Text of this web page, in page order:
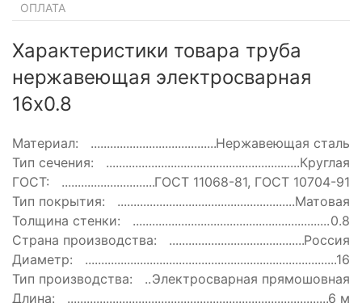
ОПЛАТА
Характеристики товара труба
нержавеющая электросварная
16х0.8
Материал:
Нержавеющая сталь
Тип сечения:
Круглая
ГОСТ:
ГОСТ 11068-81, ГОСТ 10704-91
Тип покрытия:
Матовая
Толщина стенки:
0.8
Страна производства:
Россия
Диаметр:
16
Тип производства:
Электросварная прямошовная
Длина:
6 м